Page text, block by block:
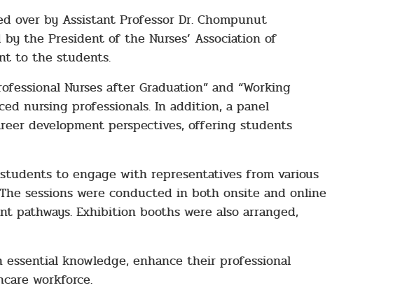
over by Assistant Professor Dr. Chompunut
the President of the Nurses’ Association of
to the students.
Nurses after Graduation” and “Working
nursing professionals. In addition, a panel
development perspectives, offering students
to engage with representatives from various
sessions were conducted in both onsite and online
pathways. Exhibition booths were also arranged,
knowledge, enhance their professional
workforce.